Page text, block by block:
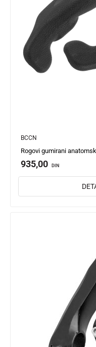
BCCN
Rogovi gumirani
935,00 DIN